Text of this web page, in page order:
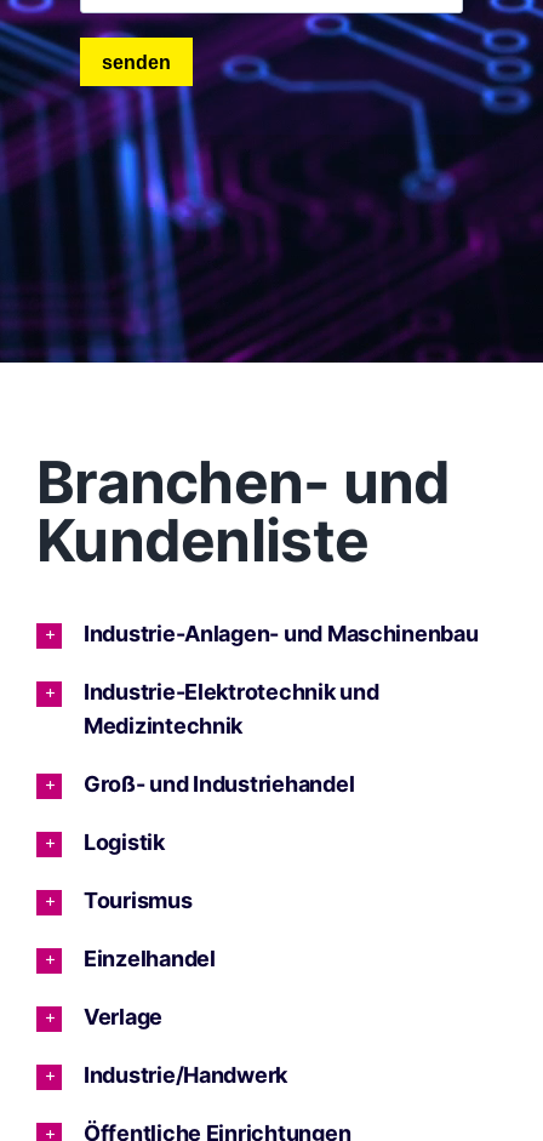
Branchen- und
Kundenliste
Industrie-Anlagen- und Maschinenbau
Industrie-Elektrotechnik und
Medizintechnik
Groß- und Industriehandel
Logistik
Tourismus
Einzelhandel
Verlage
Industrie/Handwerk
Öffentliche Einrichtungen